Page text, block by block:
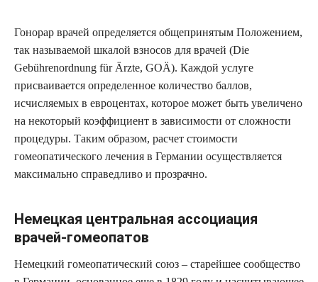
Гонорар врачей определяется общепринятым Положением,
так называемой шкалой взносов для врачей (Die
Gebührenordnung für Ärzte, GOÄ). Каждой услуге
присваивается определенное количество баллов,
исчисляемых в евроцентах, которое может быть увеличено
на некоторый коэффициент в зависимости от сложности
процедуры. Таким образом, расчет стоимости
гомеопатического лечения в Германии осуществляется
максимально справедливо и прозрачно.
Немецкая центральная ассоциация
врачей-гомеопатов
Немецкий гомеопатический союз – старейшее сообщество